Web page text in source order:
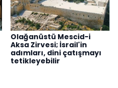
Olağanüstü Mescid-i
Aksa Zirvesi; İsrail'in
adımları, dini çatışmayı
tetikleyebilir